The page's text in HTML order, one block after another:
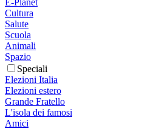
Cultura
Salute
Scuola
Animali
Spazio
Speciali
Elezioni Italia
Elezioni estero
Grande Fratello
L'isola dei famosi
Amici